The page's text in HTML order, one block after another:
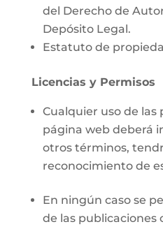
del Derecho de
Depósito Legal.
Estatuto de
Licencias y Permisos
Cualquier uso de las
página web deberá
otros términos,
reconocimiento de
En ningún caso se
de las publicaciones